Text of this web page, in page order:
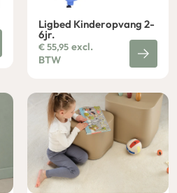
Ligbed Kinderopvang 2-
6jr.
€55,95 excl.
BTW